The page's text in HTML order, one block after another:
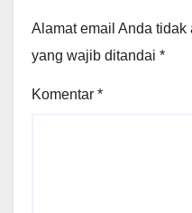
Alamat email Anda
yang wajib ditandai *
Komentar *